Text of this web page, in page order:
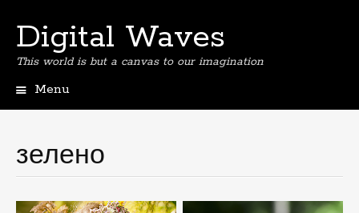
Digital Waves
This world is but a canvas to our imagination
Menu
зелено